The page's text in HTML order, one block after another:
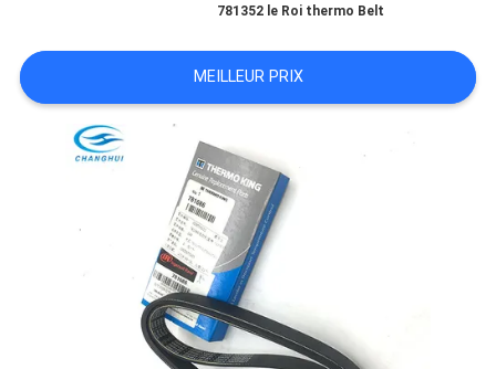
QUALITÉ
NOUS
CONTACTER
NOUVELLES
781352 le Roi thermo Belt
MEILLEUR PRIX